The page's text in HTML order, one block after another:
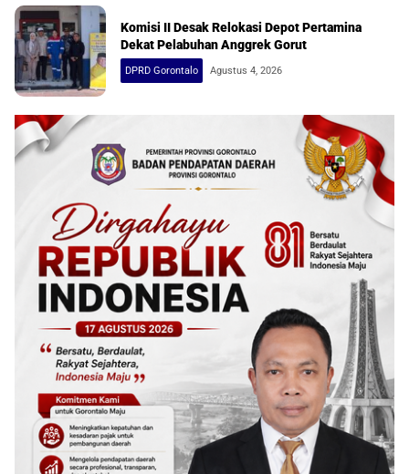
Komisi II Desak Relokasi Depot Pertamina
Dekat Pelabuhan Anggrek Gorut
DPRD Gorontalo Agustus 4, 2026